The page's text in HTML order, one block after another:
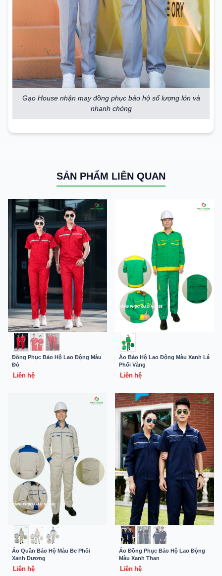
Gạo House nhận may đồng phục bảo hộ số lượng lớn và
nhanh chóng
SẢN PHẨM LIÊN QUAN
Đồng Phục Bảo Hộ Lao Động Màu
Đỏ
Liên hệ
Áo Bảo Hộ Lao Động Màu Xanh Lá
Phối Vàng
Liên hệ
Áo Quần Bảo Hộ Màu Be Phối
Xanh Dương
Liên hệ
Áo Đồng Phục Bảo Hộ Lao Động
Màu Xanh Than
Liên hệ